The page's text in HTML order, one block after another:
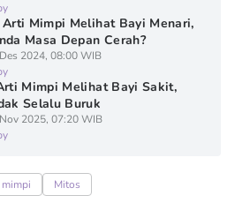
Arti Mimpi Melihat Bayi Menari,
Masa Depan Cerah?
2024, 08:00 WIB
Mimpi Melihat Bayi Sakit,
Selalu Buruk
2025, 07:20 WIB
Mitos